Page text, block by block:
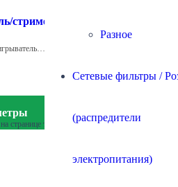
Разное
Сетевые фильтры /
(распредители
электропитания)
стример Métronome — LE
Этот товар имеет несколько
странице товара.